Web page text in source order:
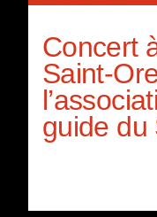
Concert
Saint-
guide du